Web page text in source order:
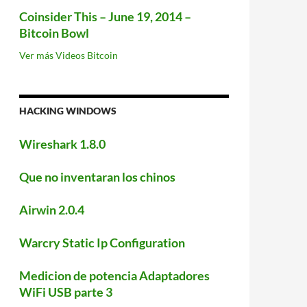
Coinsider This – June 19, 2014 –
Bitcoin Bowl
Ver más Videos Bitcoin
HACKING WINDOWS
Wireshark 1.8.0
Que no inventaran los chinos
Airwin 2.0.4
Warcry Static Ip Configuration
Medicion de potencia Adaptadores
WiFi USB parte 3